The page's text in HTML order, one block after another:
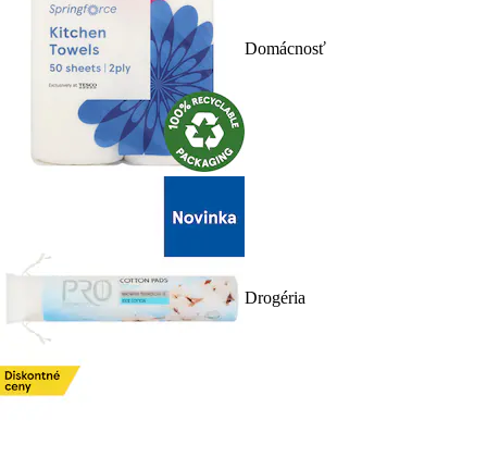
Domácnosť
Drogéria